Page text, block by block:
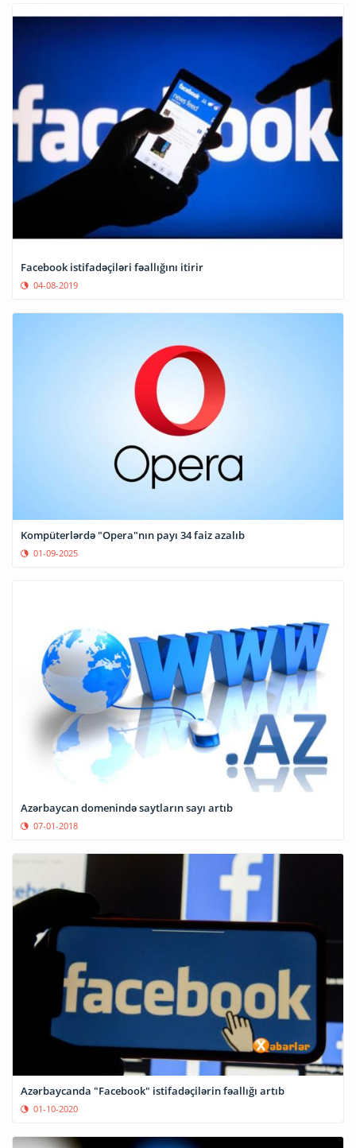
Facebook istifadəçiləri fəallığını itirir
04-08-2019
Kompüterlərdə "Opera"nın payı 34 faiz azalıb
01-09-2025
Azərbaycan domenində saytların sayı artıb
07-01-2018
Azərbaycanda "Facebook" istifadəçilərin fəallığı artıb
01-10-2020